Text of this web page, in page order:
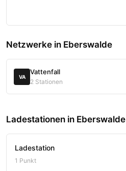
Netzwerke in Eberswalde
VA
Vattenfall
2 Stationen
Ladestationen in Eberswalde
Ladestation
1 Punkt